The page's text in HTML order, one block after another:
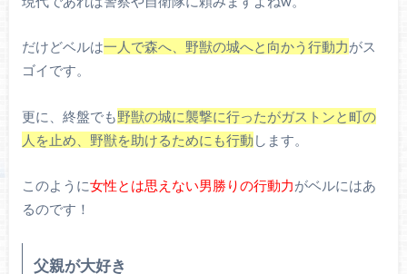
だけどベルは一人で森へ、野獣の城へと向かう行動力がス
ゴイです。
更に、終盤でも野獣の城に襲撃に行ったがガストンと町の
人を止め、野獣を助けるためにも行動 します。
このように女性とは思えない男勝りの行動力がベルにはあ
るのです！
父親が大好き